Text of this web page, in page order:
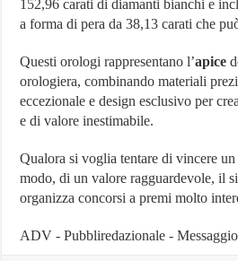
152,96 carati di diamanti bianchi e
a forma di pera da 38,13 carati che
Questi orologi rappresentano l’apice
orologiera, combinando materiali
eccezionale e design esclusivo per
e di valore inestimabile.
Qualora si voglia tentare di vincere
modo, di un valore ragguardevole, il
organizza concorsi a premi molto
ADV - Pubbliredazionale -